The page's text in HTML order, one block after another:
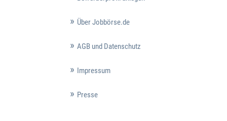
Über Jobbörse.de
AGB und Datenschutz
Impressum
Presse